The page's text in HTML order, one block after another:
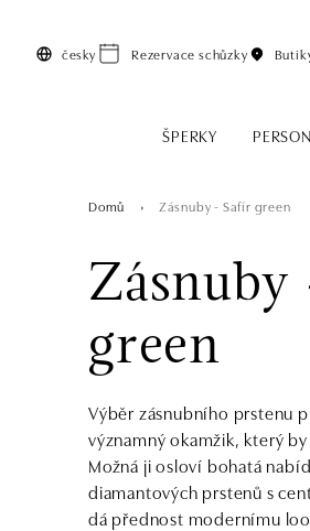
česky Rezervace schůzky
ŠPERKY
Domů Zásnuby - Safír green
Zásnuby
green
Výběr zásnubního prstenu
významný okamžik, který
Možná ji osloví bohatá
diamantových prstenů s
dá přednost modernímu